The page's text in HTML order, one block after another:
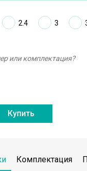
2.4 3
или комплектация?
Купить
Комплектация